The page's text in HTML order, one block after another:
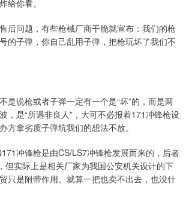
给你看。
后问题，有些枪械厂商干脆就宣布：我们的枪
的子弹，你自己乱用子弹，把枪玩坏了我们不
是说枪或者子弹一定有一个是“坏”的，而是两
，是“所遇非良人”，大可不必报着171冲锋枪设
方拿劣质子弹坑我们的想法不放。
冲锋枪是由CS/LS7冲锋枪发展而来的，后者
但实际上是相关厂家为我国公安机关设计的下
只是附带作用。就算一把也卖不出去，也没什